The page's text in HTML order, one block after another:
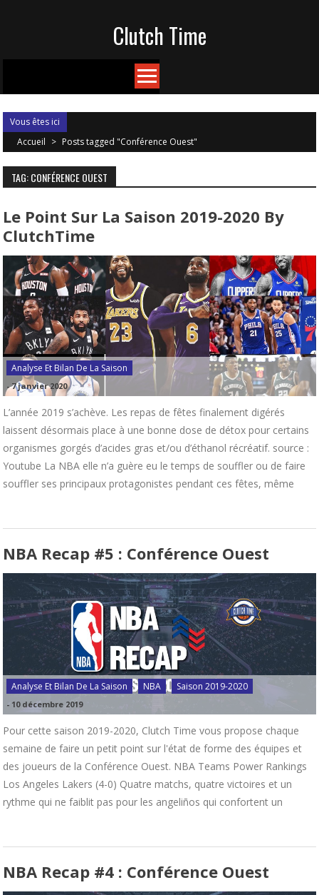
Clutch Time
Vous êtes ici
Accueil > Posts tagged "Conférence Ouest"
TAG: CONFÉRENCE OUEST
Le Point Sur La Saison 2019-2020 By
ClutchTime
Analyse Et Bilan De La Saison
-7 janvier 2020
L’année 2019 s’achève. Les repas de fêtes finalement digérés
laissent désormais place à une bonne dose de détox pour certains
organismes gorgés d’acides gras et/ou d’éthanol récréatif. source :
Youtube La NBA elle n’a guère eu le temps de souffler ou de faire
souffler ses principaux protagonistes pendant ces fêtes, même
NBA Recap #5 : Conférence Ouest
Analyse Et Bilan De La Saison NBA Saison 2019-2020
- 10 décembre 2019
Pour cette saison 2019-2020, Clutch Time vous propose chaque
semaine de faire un petit point sur l'état de forme des équipes et
des joueurs de la Conférence Ouest. NBA Teams Power Rankings
Los Angeles Lakers (4-0) Quatre matchs, quatre victoires et un
rythme qui ne faiblit pas pour les angeliños qui confortent un
NBA Recap #4 : Conférence Ouest